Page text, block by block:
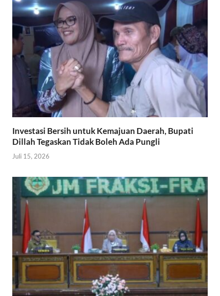
Investasi Bersih untuk Kemajuan Daerah, Bupati
Dillah Tegaskan Tidak Boleh Ada Pungli
Juli 15, 2026